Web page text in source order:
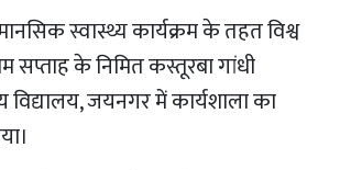
मानसिक स्वास्थ्य कार्यक्रम के तहत विश्व
सप्ताह के निमित कस्तूरबा गांधी
जयनगर में कार्यशाला का